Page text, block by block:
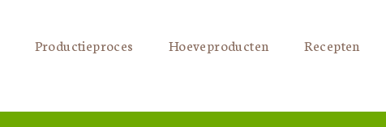
Productieproces Hoeveproducten Recepten